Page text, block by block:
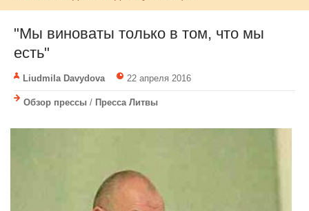
"Мы виноваты только в том, что мы
есть"
Liudmila Davydova 22 апреля 2016
Обзор прессы / Пресса Литвы